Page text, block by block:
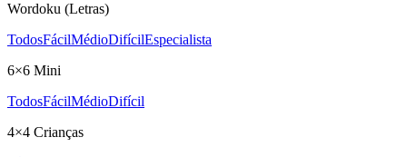
Wordoku (Letras)
TodosFácilMédioDifícilEspecialista
6×6 Mini
TodosFácilMédioDifícil
4×4 Crianças